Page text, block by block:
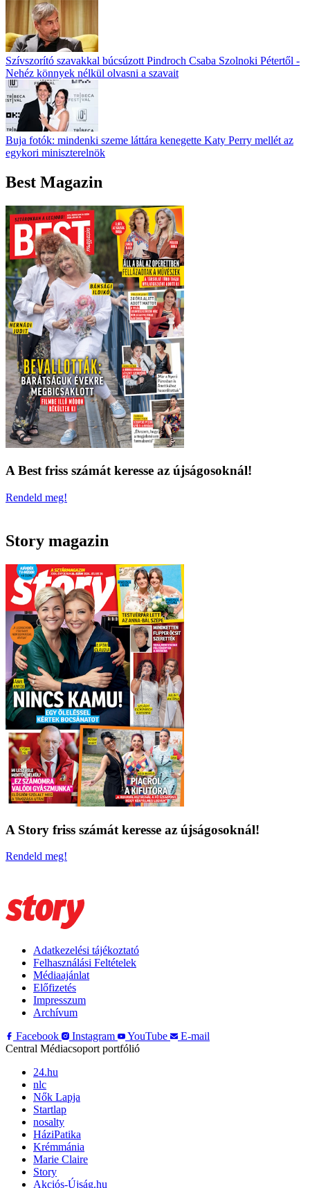
Szívszorító szavakkal búcsúzott Pindroch Csaba Szolnoki Pétertől -
Nehéz könnyek nélkül olvasni a szavait
Buja fotók: mindenki szeme láttára kenegette Katy Perry mellét az
egykori miniszterelnök
Best Magazin
A Best friss számát keresse az újságosoknál!
Rendeld meg!
Story magazin
A Story friss számát keresse az újságosoknál!
Rendeld meg!
Adatkezelési tájékoztató
Felhasználási Feltételek
Médiaajánlat
Előfizetés
Impresszum
Archívum
Facebook
Instagram YouTube
E-mail
Central Médiacsoport portfólió
24.hu
nlc
Nők Lapja
Startlap
nosalty
HáziPatika
Krémmánia
Marie Claire
Story
Akciós-Újság.hu